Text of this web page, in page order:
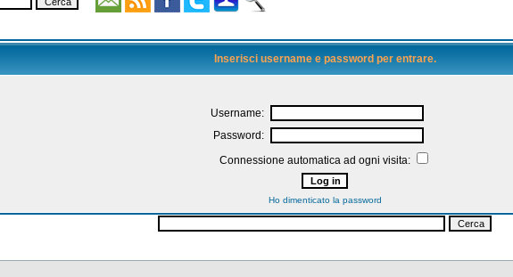
Inserisci username e password per entrare.
Username:
Password:
Connessione automatica ad ogni visita:
Ho dimenticato la password